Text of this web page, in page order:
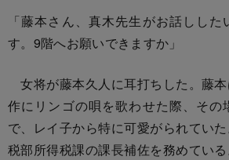
「藤本さん、真木先生がお話しし
す。9階へお願いできますか」
女将が藤本久人に耳打ちした。藤
作にリンゴの唄を歌わせた際、その
で、レイ子から特に可愛がられてい
税部所得税課の課長補佐を務めてい